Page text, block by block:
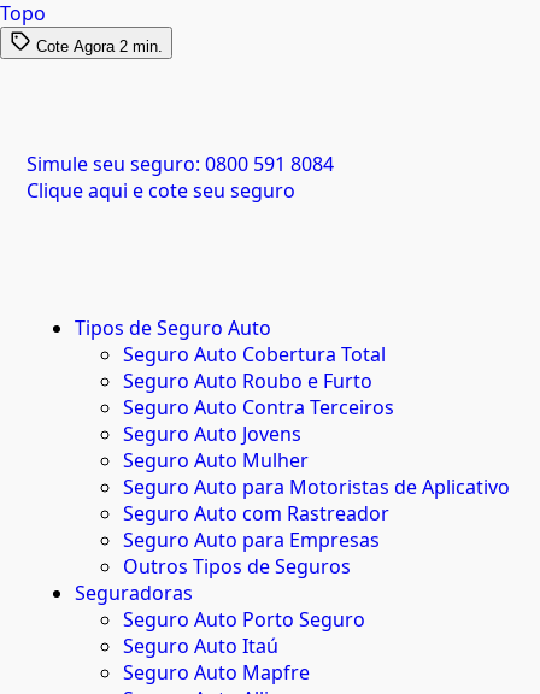
Topo
Cote Agora 2 min.
Simule seu seguro: 0800 591 8084
Clique aqui e cote seu seguro
Tipos de Seguro Auto
Seguro Auto Cobertura Total
Seguro Auto Roubo e Furto
Seguro Auto Contra Terceiros
Seguro Auto Jovens
Seguro Auto Mulher
Seguro Auto para Motoristas de Aplicativo
Seguro Auto com Rastreador
Seguro Auto para Empresas
Outros Tipos de Seguros
Seguradoras
Seguro Auto Porto Seguro
Seguro Auto Itaú
Seguro Auto Mapfre